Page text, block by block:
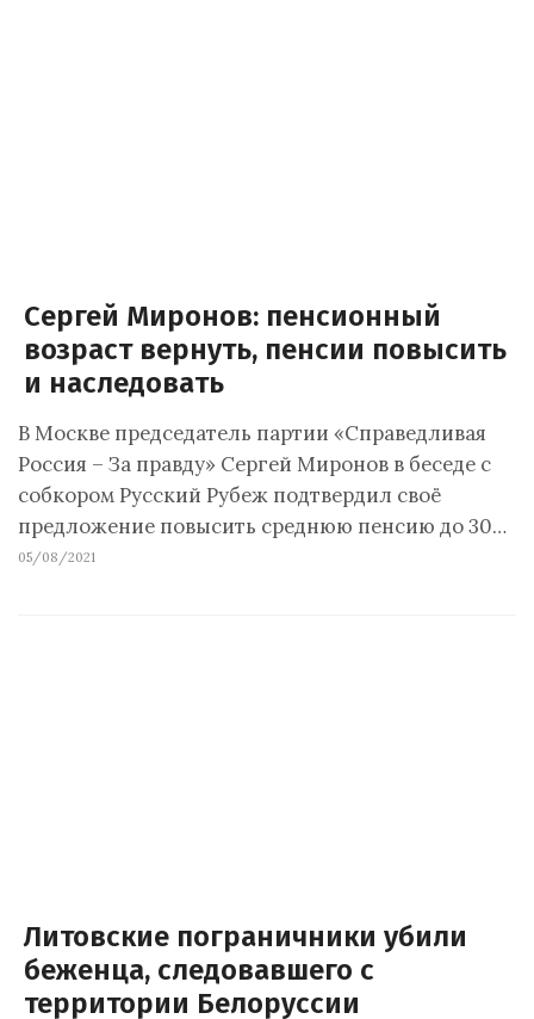
Сергей Миронов: пенсионный
возраст вернуть, пенсии повысить
и наследовать
В Москве председатель партии «Справедливая
Россия – За правду» Сергей Миронов в беседе с
собкором Русский Рубеж подтвердил своё
предложение повысить среднюю пенсию до 30…
05/08/2021
Литовские пограничники убили
беженца, следовавшего с
территории Белоруссии